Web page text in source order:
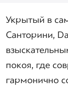
Укрытый в
Санторини,
покоя, где
гармонично